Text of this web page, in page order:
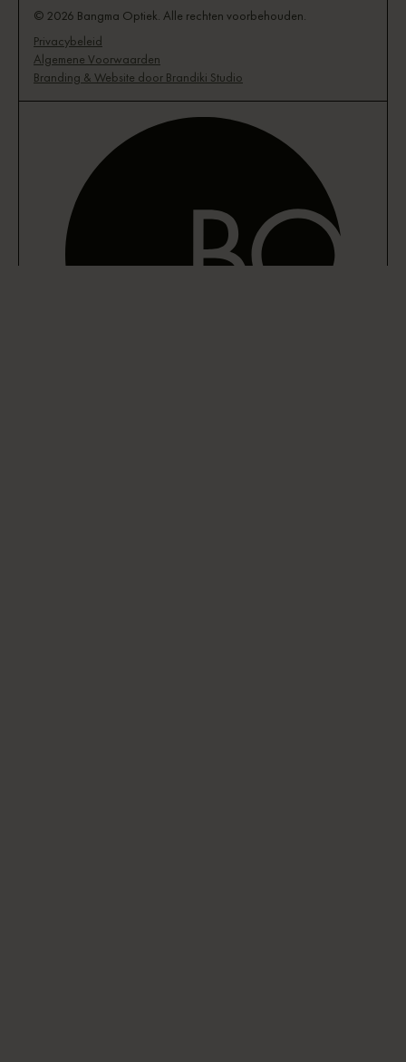
© 2026 Bangma Optiek. Alle rechten voorbehouden.
Privacybeleid
Algemene Voorwaarden
Branding & Website door Brandiki Studio